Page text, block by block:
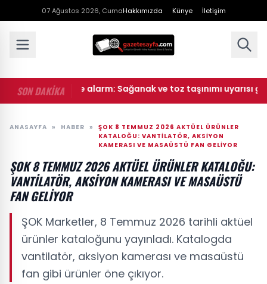
07 Ağustos 2026, CumaHakkımızda Künye İletişim
SON DAKİKA
çifte alarm: Sağanak ve toz taşınımı uyarısı geldi
ANASAYFA » HABER »
ŞOK 8 TEMMUZ 2026 AKTÜEL ÜRÜNLER
KATALOĞU: VANTILATÖR, AKSIYON
KAMERASI VE MASAÜSTÜ FAN GELIYOR
ŞOK 8 TEMMUZ 2026 AKTÜEL ÜRÜNLER KATALOĞU:
VANTILATÖR, AKSIYON KAMERASI VE MASAÜSTÜ
FAN GELIYOR
ŞOK Marketler, 8 Temmuz 2026 tarihli aktüel
ürünler kataloğunu yayınladı. Katalogda
vantilatör, aksiyon kamerası ve masaüstü
fan gibi ürünler öne çıkıyor.